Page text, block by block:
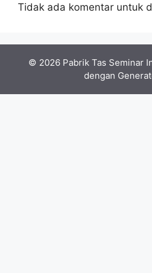
Tidak ada komentar untuk
© 2026 Pabrik Tas Seminar
dengan